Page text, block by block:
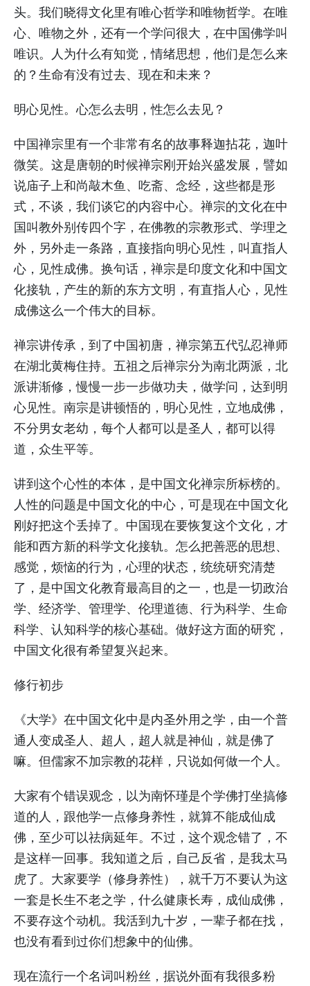
头。我们晓得文化里有唯心哲学和唯物哲学。在唯
心、唯物之外，还有一个学问很大，在中国佛学叫
唯识。人为什么有知觉，情绪思想，他们是怎么来
的？生命有没有过去、现在和未来？
明心见性。心怎么去明，性怎么去见？
中国禅宗里有一个非常有名的故事释迦拈花，迦叶
微笑。这是唐朝的时候禅宗刚开始兴盛发展，譬如
说庙子上和尚敲木鱼、吃斋、念经，这些都是形
式，不谈，我们谈它的内容中心。禅宗的文化在中
国叫教外别传四个字，在佛教的宗教形式、学理之
外，另外走一条路，直接指向明心见性，叫直指人
心，见性成佛。换句话，禅宗是印度文化和中国文
化接轨，产生的新的东方文明，有直指人心，见性
成佛这么一个伟大的目标。
禅宗讲传承，到了中国初唐，禅宗第五代弘忍禅师
在湖北黄梅住持。五祖之后禅宗分为南北两派，北
派讲渐修，慢慢一步一步做功夫，做学问，达到明
心见性。南宗是讲顿悟的，明心见性，立地成佛，
不分男女老幼，每个人都可以是圣人，都可以得
道，众生平等。
讲到这个心性的本体，是中国文化禅宗所标榜的。
人性的问题是中国文化的中心，可是现在中国文化
刚好把这个丢掉了。中国现在要恢复这个文化，才
能和西方新的科学文化接轨。怎么把善恶的思想、
感觉，烦恼的行为，心理的状态，统统研究清楚
了，是中国文化教育最高目的之一，也是一切政治
学、经济学、管理学、伦理道德、行为科学、生命
科学、认知科学的核心基础。做好这方面的研究，
中国文化很有希望复兴起来。
修行初步
《大学》在中国文化中是内圣外用之学，由一个普
通人变成圣人、超人，超人就是神仙，就是佛了
嘛。但儒家不加宗教的花样，只说如何做一个人。
大家有个错误观念，以为南怀瑾是个学佛打坐搞修
道的人，跟他学一点修身养性，就算不能成仙成
佛，至少可以祛病延年。不过，这个观念错了，不
是这样一回事。我知道之后，自己反省，是我太马
虎了。大家要学（修身养性），就千万不要认为这
一套是长生不老之学，什么健康长寿，成仙成佛，
不要存这个动机。我活到九十岁，一辈子都在找，
也没有看到过你们想象中的仙佛。
现在流行一个名词叫粉丝，据说外面有我很多粉